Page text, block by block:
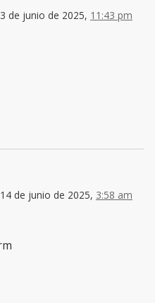
de junio de 2025, 11:43 pm
14 de junio de 2025, 3:58 am